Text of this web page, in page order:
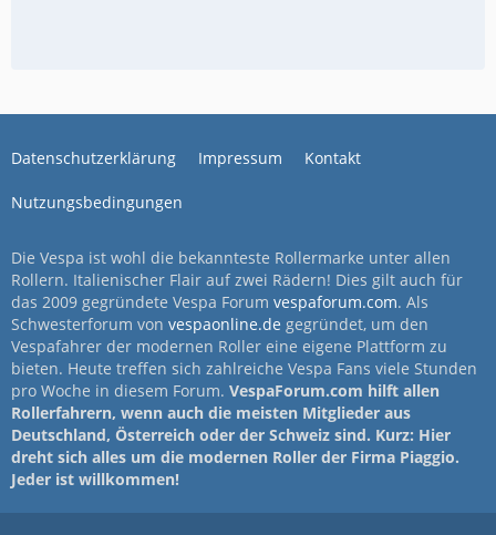
Datenschutzerklärung Impressum Kontakt
Nutzungsbedingungen
Die Vespa ist wohl die bekannteste Rollermarke unter allen
Rollern. Italienischer Flair auf zwei Rädern! Dies gilt auch für
das 2009 gegründete Vespa Forum vespaforum.com. Als
Schwesterforum von vespaonline.de gegründet, um den
Vespafahrer der modernen Roller eine eigene Plattform zu
bieten. Heute treffen sich zahlreiche Vespa Fans viele Stunden
pro Woche in diesem Forum. VespaForum.com hilft allen
Rollerfahrern, wenn auch die meisten Mitglieder aus
Deutschland, Österreich oder der Schweiz sind. Kurz: Hier
dreht sich alles um die modernen Roller der Firma Piaggio.
Jeder ist willkommen!